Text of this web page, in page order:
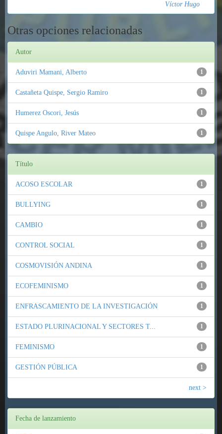
Víctor Hugo
Otras opciones relacionadas
Autor
1
Aduviri Mamani, Alberto
1
Castañeta Quispe, Sergio Ramiro
1
Humerez Oscori, Jesús
1
Quispe Angulo, River Mateo
Título
1
ACOSO ESCOLAR
1
BULLYING
1
CAMBIO
1
CONTROL SOCIAL
1
COSMOVISIÓN ANDINA
1
ECOFEMINISMO
1
ENFRASCAMIENTO DE LA INVESTIGACIÓN
1
ESTADO PLURINACIONAL Y SECTORES T...
1
FEMINISMO
1
GESTIÓN PÚBLICA
next >
Fecha de lanzamiento